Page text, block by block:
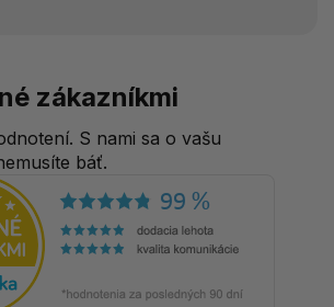
zákazníkmi
S nami sa o vašu
báť.